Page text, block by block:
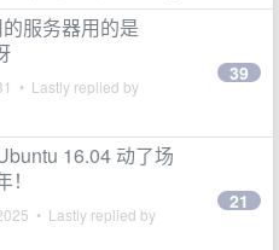
服务器用的是
• Lastly replied by
39
16.04 动了场
• Lastly replied by
21